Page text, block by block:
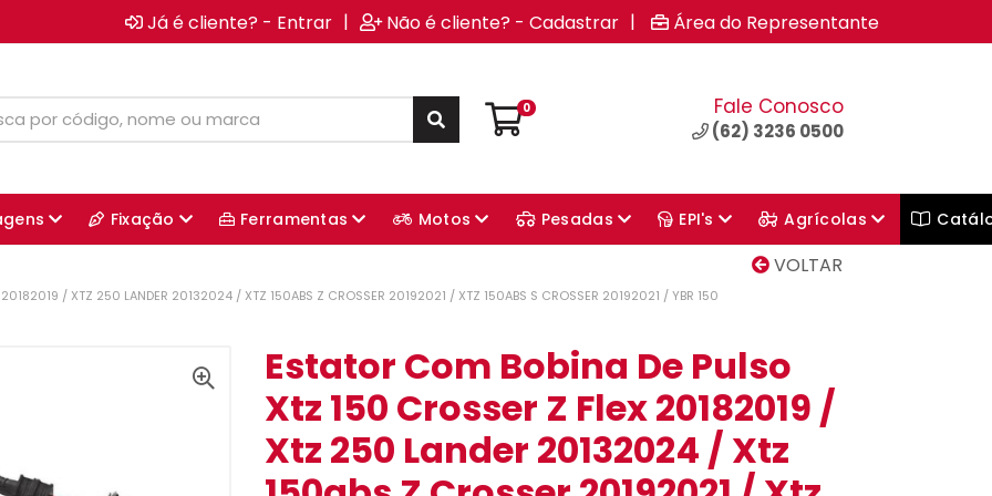
Já é cliente? - Entrar | Não é cliente? - Cadastrar | Área do Representante
0 Fale Conosco
(62) 3236 0500
Fixação Ferramentas Motos Pesadas EPI's Agrícolas
VOLTAR
20182019 / XTZ 250 LANDER 20132024 / XTZ 150ABS Z CROSSER 20192021 / XTZ 150ABS S CROSSER 20192021 / YBR 150
Estator Com Bobina De Pulso
Xtz 150 Crosser Z Flex 20182019 /
Xtz 250 Lander 20132024 / Xtz